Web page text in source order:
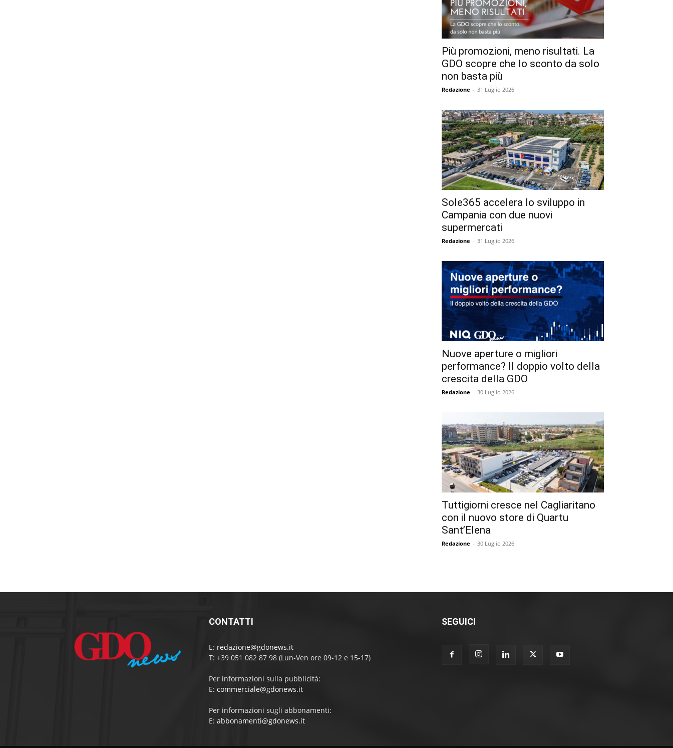
Più promozioni, meno risultati. La
GDO scopre che lo sconto da solo
non basta più
Redazione - 31 Luglio 2026
Sole365 accelera lo sviluppo in
Campania con due nuovi
supermercati
Redazione - 31 Luglio 2026
Nuove aperture o migliori
performance? Il doppio volto della
crescita della GDO
Redazione - 30 Luglio 2026
Tuttigiorni cresce nel Cagliaritano
con il nuovo store di Quartu
Sant’Elena
Redazione - 30 Luglio 2026
CONTATTI
E: redazione@gdonews.it
T: +39 051 082 87 98 (Lun-Ven ore 09-12 e 15-17)
Per informazioni sulla pubblicità:
E: commerciale@gdonews.it
Per informazioni sugli abbonamenti:
E: abbonamenti@gdonews.it
SEGUICI